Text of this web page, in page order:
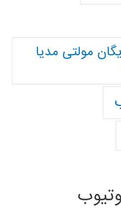
مولتی مدیا